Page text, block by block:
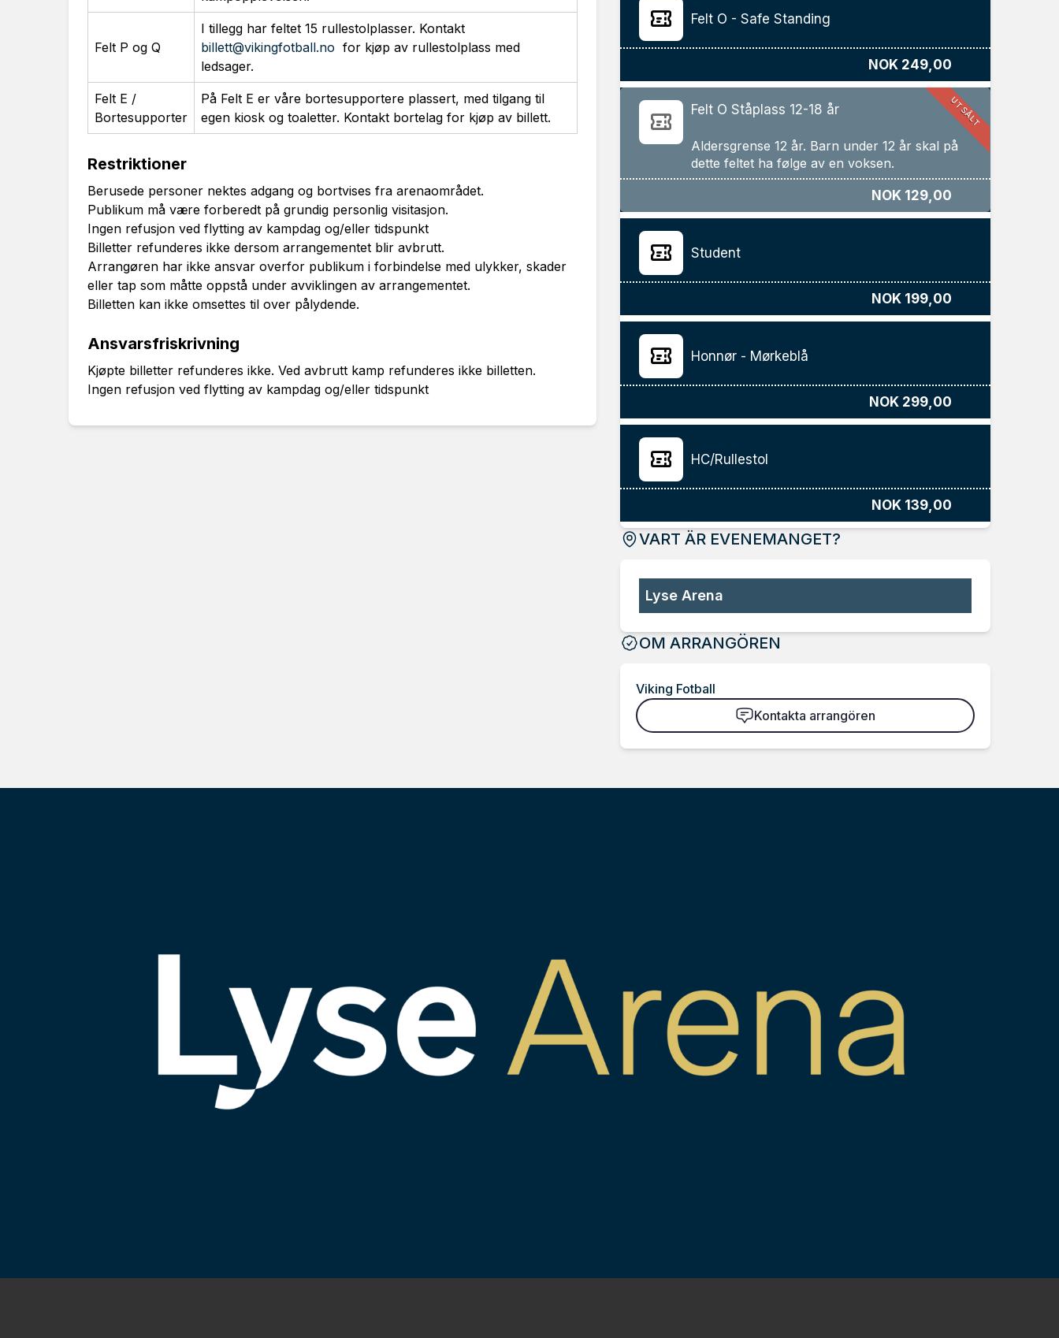
Felt P og Q
I tillegg har feltet 15 rullestolplasser. Kontakt
billett@vikingfotball.no for kjøp av rullestolplass med
ledsager.
Felt E /
Bortesupporter
På Felt E er våre bortesupportere plassert, med tilgang til
egen kiosk og toaletter. Kontakt bortelag for kjøp av billett.
Restriktioner
Berusede personer nektes adgang og bortvises fra arenaområdet.
Publikum må være forberedt på grundig personlig visitasjon.
Ingen refusjon ved flytting av kampdag og/eller tidspunkt
Billetter refunderes ikke dersom arrangementet blir avbrutt.
Arrangøren har ikke ansvar overfor publikum i forbindelse med ulykker, skader
eller tap som måtte oppstå under avviklingen av arrangementet.
Billetten kan ikke omsettes til over pålydende.
Ansvarsfriskrivning
Kjøpte billetter refunderes ikke. Ved avbrutt kamp refunderes ikke billetten.
Ingen refusjon ved flytting av kampdag og/eller tidspunkt
Felt O - Safe Standing
NOK 249,00
Felt O Ståplass 12-18 år
Aldersgrense 12 år. Barn under 12 år skal på
NOK 129,00
UTSÅLT
Student
NOK 199,00
Honnør - Mørkeblå
NOK 299,00
HC/Rullestol
NOK 139,00
VART ÄR EVENEMANGET?
Lyse Arena
OM ARRANGÖREN
Viking Fotball
Kontakta arrangören